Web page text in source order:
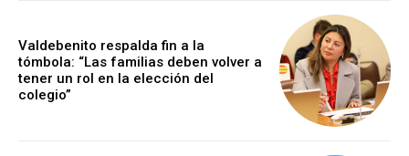
Valdebenito respalda fin a la
tómbola: “Las familias deben volver a
tener un rol en la elección del
colegio”